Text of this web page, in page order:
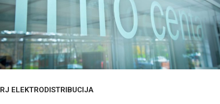
RJ ELEKTRODISTRIBUCIJA